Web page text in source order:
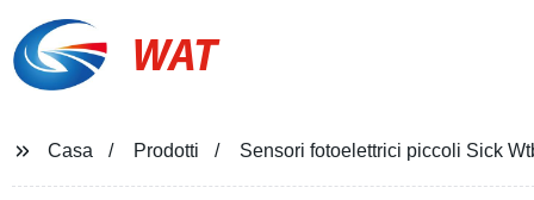
WAT
Casa Prodotti Sensori fotoelettrici piccoli Sick